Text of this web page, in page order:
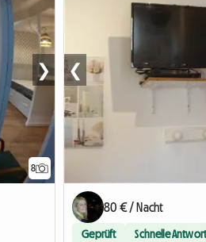
8
❯ ❮
80 € / Nacht
Geprüft Schnelle